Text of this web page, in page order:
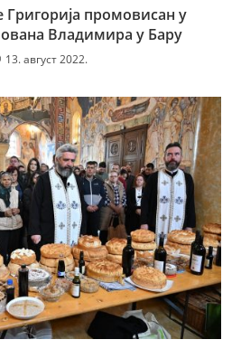
промовисан у
Владимира у Бару
13. август 2022.